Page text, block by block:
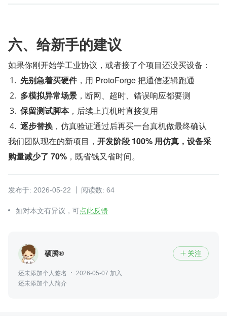
六、给新手的建议
如果你刚开始学工业协议，或者接了个项目还没买设备：
先别急着买硬件​，用 ProtoForge 把通信逻辑跑通
多模拟异常场景 ​，断网、超时、错误响应都要测
保留测试脚本​，后续上真机时直接复用
逐步替换 ​，仿真验证通过后再买一台真机做最终确认
我们团队现在的新项目，​ 开发阶段 100% 用仿真，设备采
购量减少了 70% ​，既省钱又省时间。
发布于: 2026-05-22 阅读数: 64
如对本文有异议，可点此反馈
硕腾®  关注
还未添加个人签名
2026-05-07 加入
还未添加个人简介